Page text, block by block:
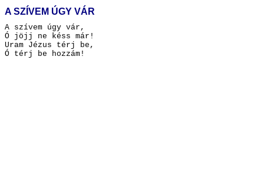
A SZÍVEM ÚGY VÁR
A szívem úgy vár,
Ó jöjj ne késs már!
Uram Jézus térj be,
Ó térj be hozzám!